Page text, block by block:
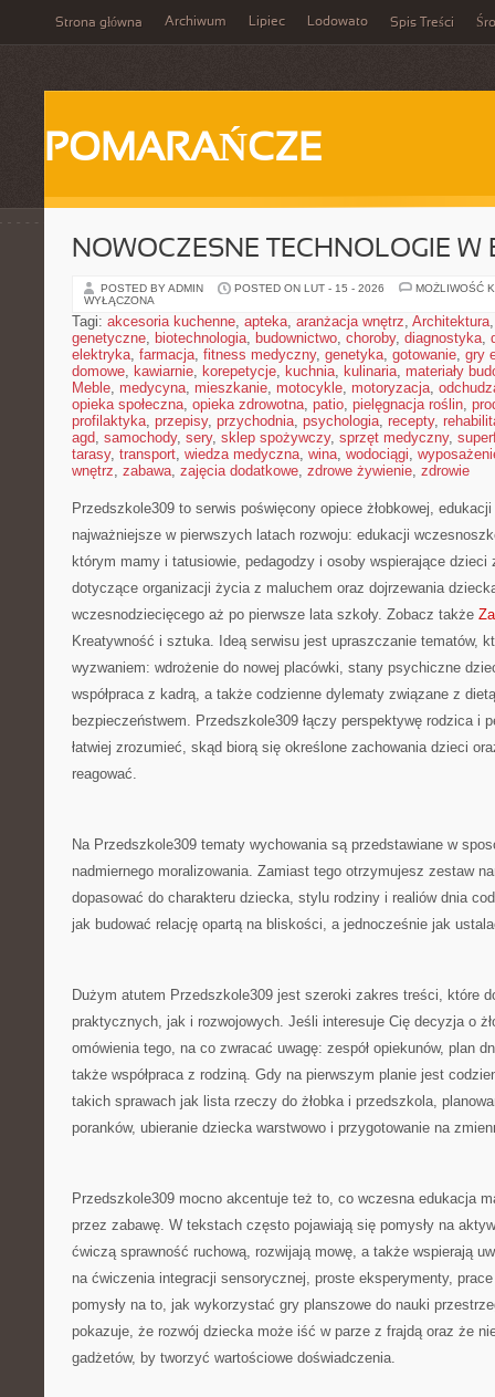
Strona główna Archiwum Lipiec Lodowato Spis Treści
POMARAŃCZE
NOWOCZESNE TECHNOLOGIE W
POSTED BY ADMIN POSTED ON LUT - 15 - 2026
MOŻLIWOŚĆ
WYŁĄCZONA
Tagi: akcesoria kuchenne, apteka, aranżacja wnętrz, Architektura
genetyczne, biotechnologia, budownictwo, choroby, diagnostyka,
elektryka, farmacja, fitness medyczny, genetyka, gotowanie, gry
domowe, kawiarnie, korepetycje, kuchnia, kulinaria, materiały
Meble, medycyna, mieszkanie, motocykle, motoryzacja,
opieka społeczna, opieka zdrowotna, patio, pielęgnacja roślin,
profilaktyka, przepisy, przychodnia, psychologia, recepty,
agd, samochody, sery, sklep spożywczy, sprzęt medyczny,
tarasy, transport, wiedza medyczna, wina, wodociągi,
wnętrz, zabawa, zajęcia dodatkowe, zdrowe żywienie, zdrowie
Przedszkole309 to serwis poświęcony opiece żłobkowej,
najważniejsze w pierwszych latach rozwoju: edukacji
którym mamy i tatusiowie, pedagodzy i osoby wspierające dzieci
dotyczące organizacji życia z maluchem oraz dojrzewania
wczesnodziecięcego aż po pierwsze lata szkoły. Zobacz także
Kreatywność i sztuka. Ideą serwisu jest upraszczanie tematów,
wyzwaniem: wdrożenie do nowej placówki, stany psychiczne
współpraca z kadrą, a także codzienne dylematy związane z
bezpieczeństwem. Przedszkole309 łączy perspektywę rodzica i
łatwiej zrozumieć, skąd biorą się określone zachowania dzieci
reagować.
Na Przedszkole309 tematy wychowania są przedstawiane w
nadmiernego moralizowania. Zamiast tego otrzymujesz zestaw
dopasować do charakteru dziecka, stylu rodziny i realiów dnia
jak budować relację opartą na bliskości, a jednocześnie jak
Dużym atutem Przedszkole309 jest szeroki zakres treści, które
praktycznych, jak i rozwojowych. Jeśli interesuje Cię decyzja o
omówienia tego, na co zwracać uwagę: zespół opiekunów, plan
także współpraca z rodziną. Gdy na pierwszym planie jest
takich sprawach jak lista rzeczy do żłobka i przedszkola,
poranków, ubieranie dziecka warstwowo i przygotowanie na
Przedszkole309 mocno akcentuje też to, co wczesna edukacja
przez zabawę. W tekstach często pojawiają się pomysły na
ćwiczą sprawność ruchową, rozwijają mowę, a także wspierają
na ćwiczenia integracji sensorycznej, proste eksperymenty,
pomysły na to, jak wykorzystać gry planszowe do nauki
pokazuje, że rozwój dziecka może iść w parze z frajdą oraz że
gadżetów, by tworzyć wartościowe doświadczenia.